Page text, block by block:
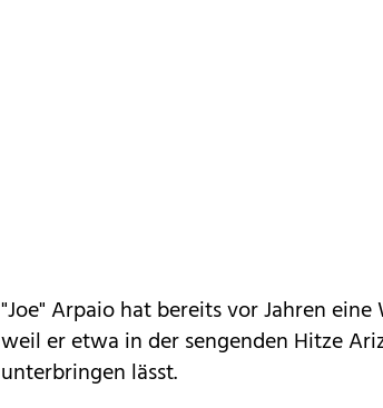
"Joe" Arpaio hat bereits vor Jahren
weil er etwa in der sengenden Hitze
unterbringen lässt.